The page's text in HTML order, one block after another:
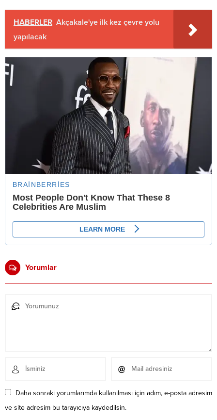
HABERLER Akçakale'ye ilk kez çevre yolu
yapılacak
Yorumlar
Daha sonraki yorumlarımda kullanılması için adım, e-posta adresim
ve site adresim bu tarayıcıya kaydedilsin.